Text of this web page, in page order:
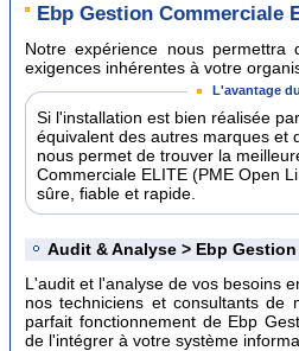
Ebp Gestion Commerciale
Notre expérience nous
exigences inhérentes à votre
L'avantage
Si l'installation est bien réalisée
équivalent des autres marques et
nous permet de trouver la
Commerciale ELITE (PME Open
sûre, fiable et rapide.
Audit & Analyse > Ebp
L'audit et l'analyse de vos besoins
nos techniciens et consultants de
parfait fonctionnement de Ebp
de l'intégrer à votre système